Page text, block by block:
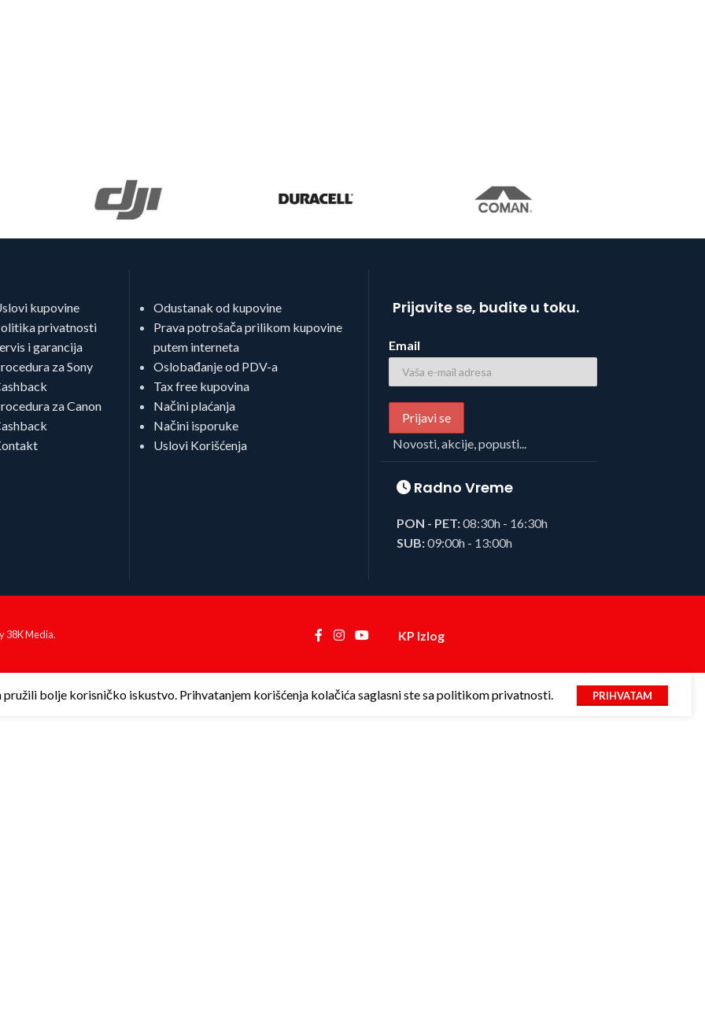
kupovine
privatnosti
i garancija
za Sony
za Canon
Odustanak od kupovine
Prava potrošača prilikom kupovine
putem interneta
Oslobađanje od PDV-a
Tax free kupovina
Načini plaćanja
Načini isporuke
Uslovi Korišćenja
Prijavite se, budite u toku.
Email
Novosti, akcije, popusti...
Radno Vreme
PON - PET:08:30h - 16:30h
SUB:09:00h - 13:00h
38K Media. KP Izlog
bolje korisničko iskustvo. Prihvatanjem korišćenja kolačića saglasni ste sa politikom privatnosti. PRIHVATAM